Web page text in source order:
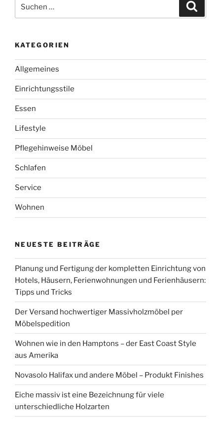
nach:
KATEGORIEN
Allgemeines
Einrichtungsstile
Essen
Lifestyle
Pflegehinweise Möbel
Schlafen
Service
Wohnen
NEUESTE BEITRÄGE
Planung und Fertigung der kompletten Einrichtung von
Hotels, Häusern, Ferienwohnungen und Ferienhäusern:
Tipps und Tricks
Der Versand hochwertiger Massivholzmöbel per
Möbelspedition
Wohnen wie in den Hamptons – der East Coast Style
aus Amerika
Novasolo Halifax und andere Möbel – Produkt Finishes
Eiche massiv ist eine Bezeichnung für viele
unterschiedliche Holzarten